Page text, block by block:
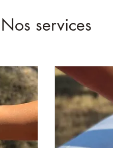
Nos services